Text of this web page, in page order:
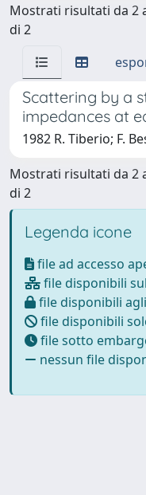
Mostrati risultati da 2
di 2
Scattering by a
impedances at
1982 R. Tiberio; F.
Mostrati risultati da 2
di 2
Legenda icone
file ad accesso
file disponibili
file disponibili
file disponibili
file sotto
nessun file